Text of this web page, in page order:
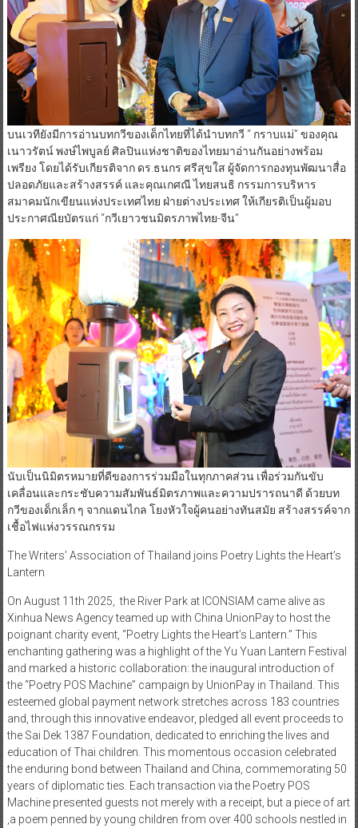
บนเวทียังมีการอ่านบทกวีของเด็กไทยที่ได้นำบทกวี “ กราบแม่” ของคุณ
เนาวรัตน์ พงษ์ไพบูลย์ ศิลปินแห่งชาติของไทยมาอ่านกันอย่างพร้อม
เพรียง โดยได้รับเกียรติจาก ดร.ธนกร ศรีสุขใส ผู้จัดการกองทุนพัฒนาสื่อ
ปลอดภัยและสร้างสรรค์ และคุณเกศณี ไทยสนธิ กรรมการบริหาร
สมาคมนักเขียนแห่งประเทศไทย ฝ่ายต่างประเทศ ให้เกียรติเป็นผู้มอบ
ประกาศณียบัตรแก่ “กวีเยาวชนมิตรภาพไทย-จีน”
นับเป็นนิมิตรหมายที่ดีของการร่วมมือในทุกภาคส่วน เพื่อร่วมกันขับ
เคลื่อนและกระชับความสัมพันธ์มิตรภาพและความปรารถนาดี ด้วยบท
กวีของเด็กเล็ก ๆ จากแดนไกล โยงหัวใจผู้คนอย่างทันสมัย สร้างสรรค์จาก
เชื้อไฟแห่งวรรณกรรม
The Writers’ Association of Thailand joins Poetry Lights the Heart’s
Lantern
On August 11th 2025, the River Park at ICONSIAM came alive as
Xinhua News Agency teamed up with China UnionPay to host the
poignant charity event, “Poetry Lights the Heart’s Lantern.” This
enchanting gathering was a highlight of the Yu Yuan Lantern Festival
and marked a historic collaboration: the inaugural introduction of
the “Poetry POS Machine” campaign by UnionPay in Thailand. This
esteemed global payment network stretches across 183 countries
and, through this innovative endeavor, pledged all event proceeds to
the Sai Dek 1387 Foundation, dedicated to enriching the lives and
education of Thai children. This momentous occasion celebrated
the enduring bond between Thailand and China, commemorating 50
years of diplomatic ties. Each transaction via the Poetry POS
Machine presented guests not merely with a receipt, but a piece of art
,a poem penned by young children from over 400 schools nestled in